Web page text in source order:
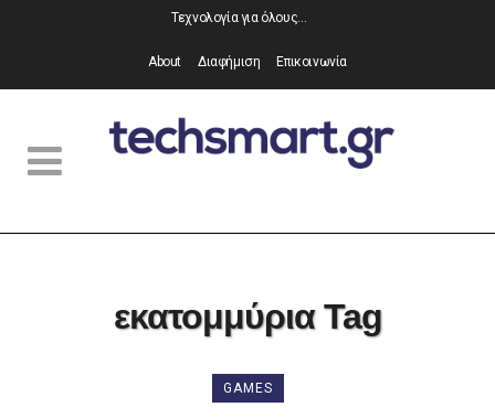
Τεχνολογία για όλους…
About Διαφήμιση Επικοινωνία
εκατομμύρια Tag
GAMES